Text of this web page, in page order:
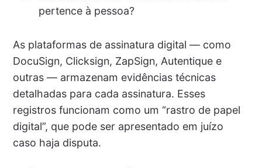
pertence à pessoa?
As plataformas de assinatura digital — como
DocuSign, Clicksign, ZapSign, Autentique e
outras — armazenam evidências técnicas
detalhadas para cada assinatura. Esses
registros funcionam como um “rastro de papel
digital”, que pode ser apresentado em juízo
caso haja disputa.